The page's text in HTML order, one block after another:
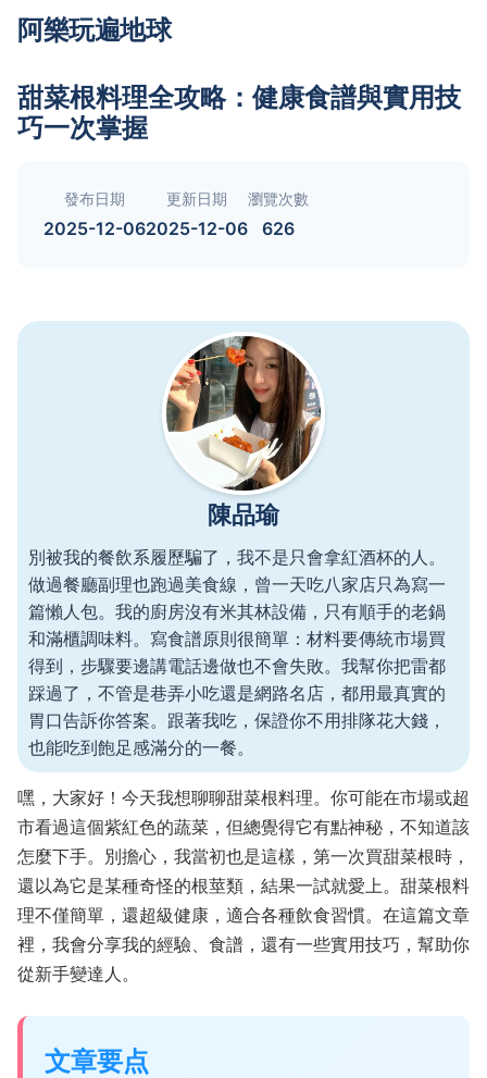
阿樂玩遍地球
甜菜根料理全攻略：健康食譜與實用技
巧一次掌握
發布日期
2025-12-06
更新日期
2025-12-06
瀏覽次數
626
陳品瑜
別被我的餐飲系履歷騙了，我不是只會拿紅酒杯的人。
做過餐廳副理也跑過美食線，曾一天吃八家店只為寫一
篇懶人包。我的廚房沒有米其林設備，只有順手的老鍋
和滿櫃調味料。寫食譜原則很簡單：材料要傳統市場買
得到，步驟要邊講電話邊做也不會失敗。我幫你把雷都
踩過了，不管是巷弄小吃還是網路名店，都用最真實的
胃口告訴你答案。跟著我吃，保證你不用排隊花大錢，
也能吃到飽足感滿分的一餐。
嘿，大家好！今天我想聊聊甜菜根料理。你可能在市場或超
市看過這個紫紅色的蔬菜，但總覺得它有點神秘，不知道該
怎麼下手。別擔心，我當初也是這樣，第一次買甜菜根時，
還以為它是某種奇怪的根莖類，結果一試就愛上。甜菜根料
理不僅簡單，還超級健康，適合各種飲食習慣。在這篇文章
裡，我會分享我的經驗、食譜，還有一些實用技巧，幫助你
從新手變達人。
文章要点